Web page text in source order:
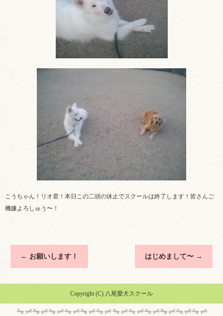
こうちゃん！リオ君！本日この二頭の休止でスクールは終了します！皆さんご
機嫌よろしゅう〜！
← お願いします！ はじめまして〜 →
Copyright (C) 八尾愛犬スクール